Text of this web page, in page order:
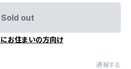
Sold out
お住まいの方向け
通報する